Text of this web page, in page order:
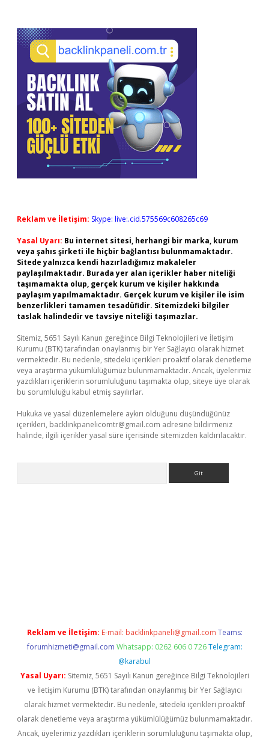
Reklam ve İletişim: Skype: live:.cid.575569c608265c69
Yasal Uyarı: Bu internet sitesi, herhangi bir marka, kurum
veya şahıs şirketi ile hiçbir bağlantısı bulunmamaktadır.
Sitede yalnızca kendi hazırladığımız makaleler
paylaşılmaktadır. Burada yer alan içerikler haber niteliği
taşımamakta olup, gerçek kurum ve kişiler hakkında
paylaşım yapılmamaktadır. Gerçek kurum ve kişiler ile isim
benzerlikleri tamamen tesadüfidir. Sitemizdeki bilgiler
taslak halindedir ve tavsiye niteliği taşımazlar.
Sitemiz, 5651 Sayılı Kanun gereğince Bilgi Teknolojileri ve İletişim
Kurumu (BTK) tarafından onaylanmış bir Yer Sağlayıcı olarak hizmet
vermektedir. Bu nedenle, sitedeki içerikleri proaktif olarak denetleme
veya araştırma yükümlülüğümüz bulunmamaktadır. Ancak, üyelerimiz
yazdıkları içeriklerin sorumluluğunu taşımakta olup, siteye üye olarak
bu sorumluluğu kabul etmiş sayılırlar.
Hukuka ve yasal düzenlemelere aykırı olduğunu düşündüğünüz
içerikleri, backlinkpanelicomtr@gmail.com adresine bildirmeniz
halinde, ilgili içerikler yasal süre içerisinde sitemizden kaldırılacaktır.
Reklam ve İletişim: E-mail: backlinkpaneli@gmail.com Teams:
forumhizmeti@gmail.com Whatsapp: 0262 606 0 726 Telegram:
@karabul
Yasal Uyarı: Sitemiz, 5651 Sayılı Kanun gereğince Bilgi Teknolojileri
ve İletişim Kurumu (BTK) tarafından onaylanmış bir Yer Sağlayıcı
olarak hizmet vermektedir. Bu nedenle, sitedeki içerikleri proaktif
olarak denetleme veya araştırma yükümlülüğümüz bulunmamaktadır.
Ancak, üyelerimiz yazdıkları içeriklerin sorumluluğunu taşımakta olup,